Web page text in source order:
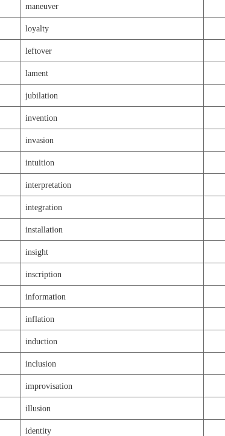
maneuver
loyalty
leftover
lament
jubilation
invention
invasion
intuition
interpretation
integration
installation
insight
inscription
information
inflation
induction
inclusion
improvisation
illusion
identity